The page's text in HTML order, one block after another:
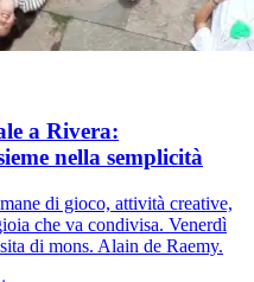
a Rivera:
nella semplicità
di gioco, attività creative,
che va condivisa. Venerdì
di mons. Alain de Raemy.